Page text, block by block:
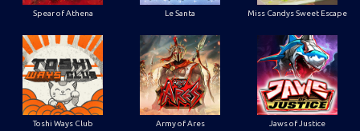
Spear of Athena Le Santa Miss Candys Sweet Escape
Toshi Ways Club Army of Ares Jaws of Justice